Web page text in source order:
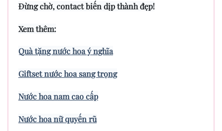
Đừng chờ, contact biến dịp thành đẹp!
Xem thêm:
Quà tặng nước hoa ý nghĩa
Giftset nước hoa sang trọng
Nước hoa nam cao cấp
Nước hoa nữ quyến rũ